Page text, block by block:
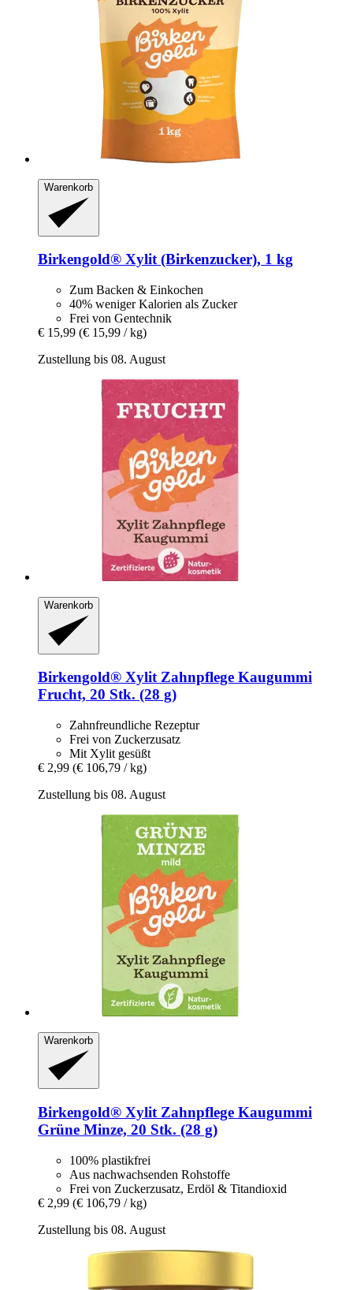
Warenkorb
Birkengold® Xylit (Birkenzucker), 1 kg
Zum Backen & Einkochen
40% weniger Kalorien als Zucker
Frei von Gentechnik
€ 15,99 (€ 15,99 / kg)
Zustellung bis 08. August
Warenkorb
Birkengold® Xylit Zahnpflege Kaugummi
Frucht, 20 Stk. (28 g)
Zahnfreundliche Rezeptur
Frei von Zuckerzusatz
Mit Xylit gesüßt
€ 2,99 (€ 106,79 / kg)
Zustellung bis 08. August
Warenkorb
Birkengold® Xylit Zahnpflege Kaugummi
Grüne Minze, 20 Stk. (28 g)
100% plastikfrei
Aus nachwachsenden Rohstoffe
Frei von Zuckerzusatz, Erdöl & Titandioxid
€ 2,99 (€ 106,79 / kg)
Zustellung bis 08. August